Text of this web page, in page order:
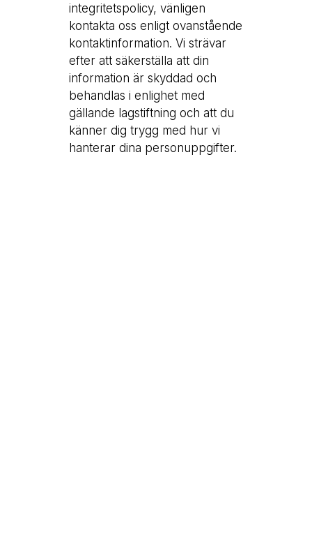
integritetspolicy, vänligen
kontakta oss enligt ovanstående
kontaktinformation. Vi strävar
efter att säkerställa att din
information är skyddad och
behandlas i enlighet med
gällande lagstiftning och att du
känner dig trygg med hur vi
hanterar dina personuppgifter.